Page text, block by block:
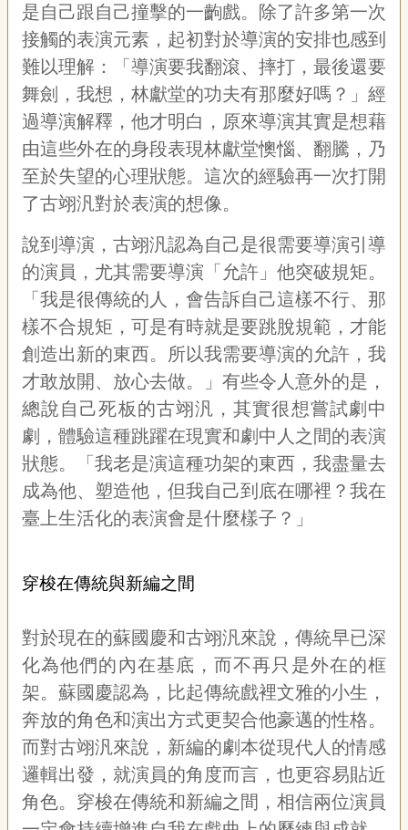
是自己跟自己撞擊的一齣戲。除了許多第一次
接觸的表演元素，起初對於導演的安排也感到
難以理解：「導演要我翻滾、摔打，最後還要
舞劍，我想，林獻堂的功夫有那麼好嗎？」經
過導演解釋，他才明白，原來導演其實是想藉
由這些外在的身段表現林獻堂懊惱、翻騰，乃
至於失望的心理狀態。這次的經驗再一次打開
了古翊汎對於表演的想像。
說到導演，古翊汎認為自己是很需要導演引導
的演員，尤其需要導演「允許」他突破規矩。
「我是很傳統的人，會告訴自己這樣不行、那
樣不合規矩，可是有時就是要跳脫規範，才能
創造出新的東西。所以我需要導演的允許，我
才敢放開、放心去做。」有些令人意外的是，
總說自己死板的古翊汎，其實很想嘗試劇中
劇，體驗這種跳躍在現實和劇中人之間的表演
狀態。「我老是演這種功架的東西，我盡量去
成為他、塑造他，但我自己到底在哪裡？我在
臺上生活化的表演會是什麼樣子？」
穿梭在傳統與新編之間
對於現在的蘇國慶和古翊汎來說，傳統早已深
化為他們的內在基底，而不再只是外在的框
架。蘇國慶認為，比起傳統戲裡文雅的小生，
奔放的角色和演出方式更契合他豪邁的性格。
而對古翊汎來說，新編的劇本從現代人的情感
邏輯出發，就演員的角度而言，也更容易貼近
角色。穿梭在傳統和新編之間，相信兩位演員